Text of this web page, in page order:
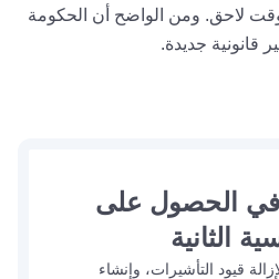
لاحق. ومن الواضح أن الحكومة
قانونية جديدة.
الحصول على
الثانية
قيود التأشيرات، وإنشاء